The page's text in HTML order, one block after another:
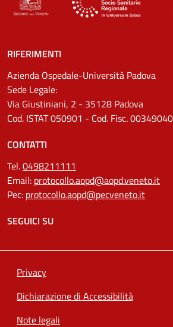
RIFERIMENTI
Azienda Ospedale-Università Padova
Sede Legale:
Via Giustiniani, 2 - 35128 Padova
Cod. ISTAT 050901 - Cod. Fisc.
CONTATTI
Tel.0498211111
Email: protocollo.aopd@aopd.veneto.it
Pec: protocollo.aopd@pecveneto.it
SEGUICI SU
Privacy
Dichiarazione di Accessibilità
Note legali